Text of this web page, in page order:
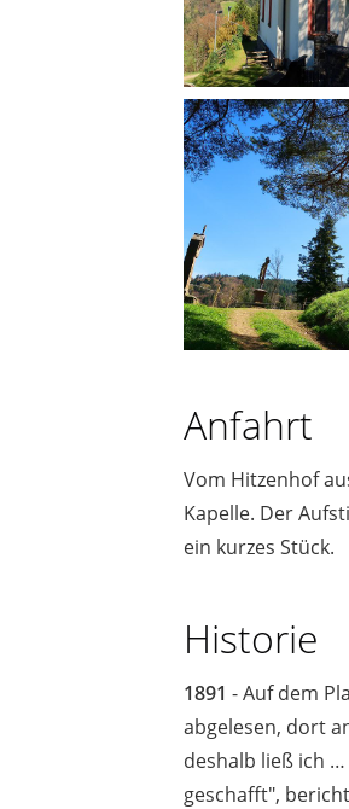
Anfahrt
Vom Hitzenhof
Kapelle. Der
ein kurzes Stück.
Historie
1891 - Auf dem
abgelesen, dort
deshalb ließ ich
geschafft",